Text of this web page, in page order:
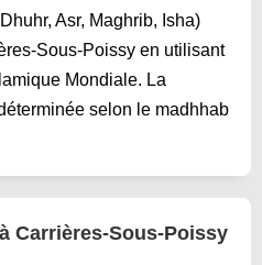
Asr, Maghrib, Isha)
Sous-Poissy en utilisant
Mondiale. La
selon le madhhab
Carrières-Sous-Poissy